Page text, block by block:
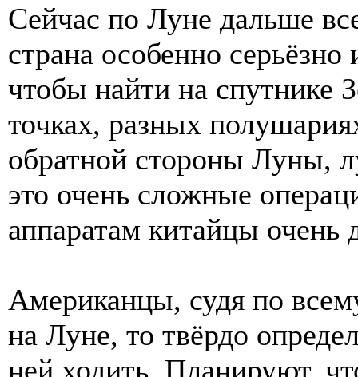
Сейчас по Луне дальше
страна особенно
чтобы найти на спутнике
точках, разных
обратной стороны Луны,
это очень сложные
аппаратам китайцы очень
Американцы, судя по
на Луне, то твёрдо
ней ходить. Планируют,